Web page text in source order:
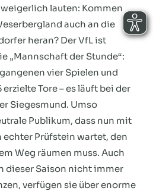
lauten: Kommen
auch an die
heran? Der VfL ist
„Mannschaft der Stunde“:
vier Spielen und
Tore – es läuft bei der
Siegesmund. Umso
Publikum, dass nun mit
echter Prüfstein wartet, den
Weg räumen muss. Auch
dieser Saison nicht immer
verfügen sie über enorme